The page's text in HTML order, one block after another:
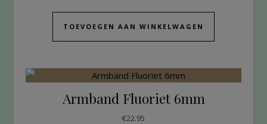
TOEVOEGEN AAN WINKELWAGEN
Armband Fluoriet 6mm
€22.95